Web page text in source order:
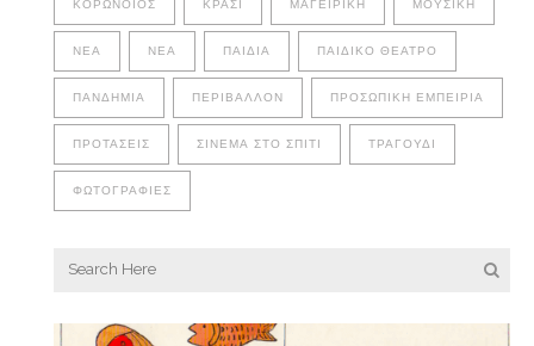
ΚΟΡΩΝΟΪΌΣ ΚΡΑΣΊ ΜΑΓΕΙΡΙΚΉ ΜΟΥΣΙΚΉ
ΝΈΑ ΝΕΑ ΠΑΙΔΙΆ ΠΑΙΔΙΚΌ ΘΈΑΤΡΟ
ΠΑΝΔΗΜΊΑ ΠΕΡΙΒΆΛΛΟΝ ΠΡΟΣΩΠΙΚΉ ΕΜΠΕΙΡΊΑ
ΠΡΟΤΆΣΕΙΣ ΣΙΝΕΜΆ ΣΤΟ ΣΠΊΤΙ ΤΡΑΓΟΎΔΙ
ΦΩΤΟΓΡΑΦΊΕΣ